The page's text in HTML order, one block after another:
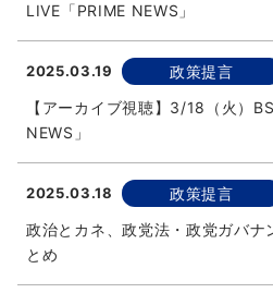
LIVE「PRIME NEWS」
2025.03.19
政策提言
【アーカイブ視聴】3/18（火）
NEWS」
2025.03.18
政策提言
政治とカネ、政党法・政党ガバナ
とめ